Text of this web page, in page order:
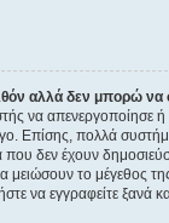
αλλά δεν μπορώ
να απενεργοποίησε
Επίσης, πολλά
δεν έχουν
μειώσουν το μέγεθος
να εγγραφείτε ξανά